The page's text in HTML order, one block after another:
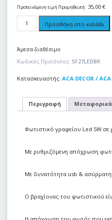
Προτεινόμενη τιμή Προμηθευτή: 35,00 €
Προσθήκη στο καλάθι
Άμεσα διαθέσιμο
Κωδικός Προϊόντος: SF27LEDBK
Κατασκευαστής: ACA DECOR /
Περιγραφή Μεταφορικά
Φωτιστικό γραφείου Led 5W σε
Με ρυθμιζόμενη απόχρωση
Με δυνατότητα usb &
Ο βραχίονας του φωτιστικού